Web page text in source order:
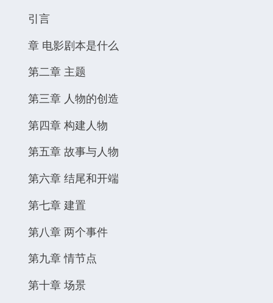
引言
章 电影剧本是什么
第二章 主题
第三章 人物的创造
第四章 构建人物
第五章 故事与人物
第六章 结尾和开端
第七章 建置
第八章 两个事件
第九章 情节点
第十章 场景